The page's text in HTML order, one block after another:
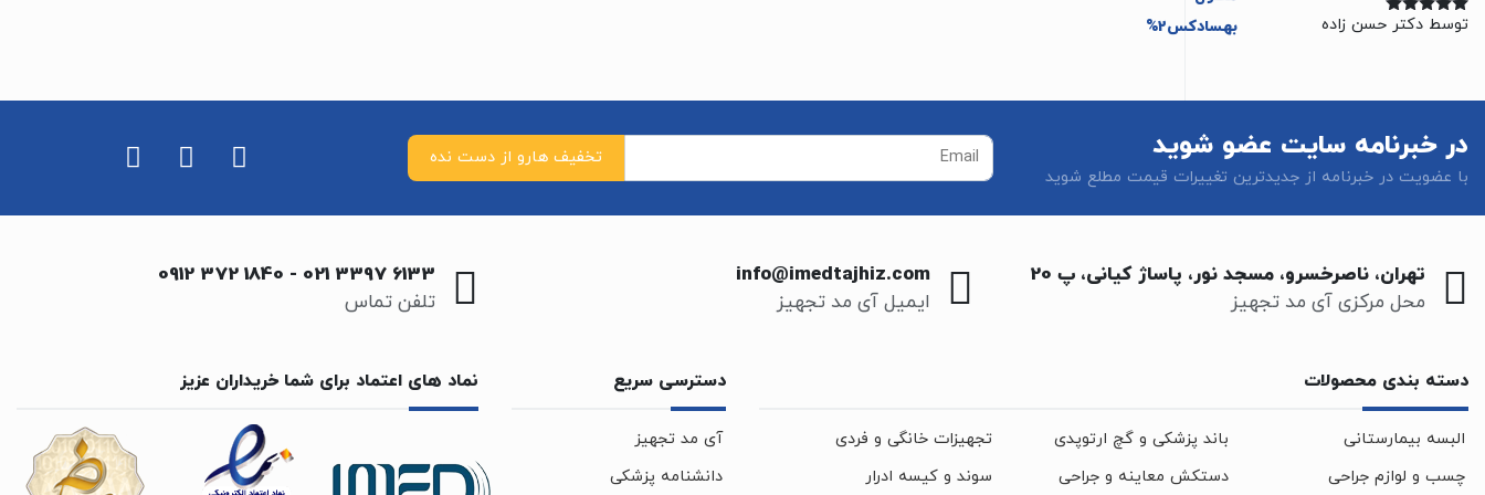
نمره5 از 5
توسط دکتر حسن زاده
در خبرنامه سایت عضو شوید
با عضویت در خبرنامه از جدیدترین تغییرات قیمت مطلع شوید
تهران، ناصرخسرو، مسجد نور، پاساژ کیانی، پ 20
محل مرکزی آی مد تجهیز
info@imedtajhiz.com
ایمیل آی مد تجهیز
021 3397 6133
-
0912 372 1840
تلفن تماس
دسته بندی محصولات
البسه بیمارستانی باند پزشکی و گچ ارتوپدی
تجهیزات خانگی و فردی
چسب و لوازم جراحی
دستکش معاینه و جراحی سوند و کیسه ادرار
دسترسی سریع
آی مد تجهیز
دانشنامه پزشکی
نماد های اعتماد برای شما خریداران عزیز